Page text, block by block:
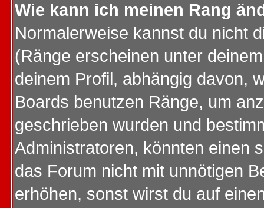
Wie kann ich meinen Rang
Normalerweise kannst du nicht
(Ränge erscheinen unter
deinem Profil, abhängig davon,
Boards benutzen Ränge, um
geschrieben wurden und
Administratoren, könnten einen
das Forum nicht mit unnötigen
erhöhen, sonst wirst du auf